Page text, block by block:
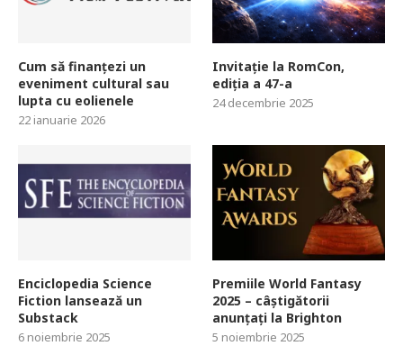
Cum să finanțezi un
eveniment cultural sau
lupta cu eolienele
22 ianuarie 2026
Invitație la RomCon,
ediția a 47-a
24 decembrie 2025
Enciclopedia Science
Fiction lansează un
Substack
6 noiembrie 2025
Premiile World Fantasy
2025 – câștigătorii
anunțați la Brighton
5 noiembrie 2025